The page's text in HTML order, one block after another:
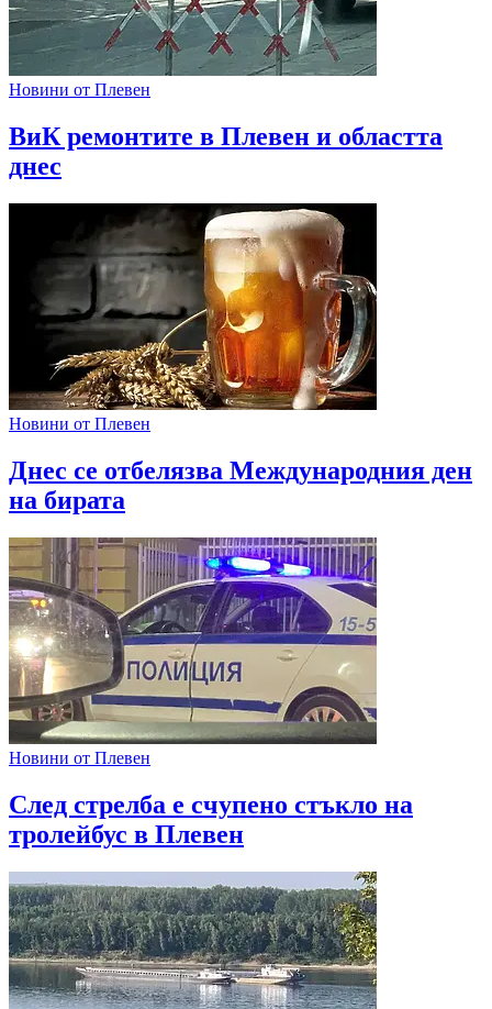
Новини от Плевен
ВиК ремонтите в Плевен и областта
днес
Новини от Плевен
Днес се отбелязва Международния ден
на бирата
Новини от Плевен
След стрелба е счупено стъкло на
тролейбус в Плевен